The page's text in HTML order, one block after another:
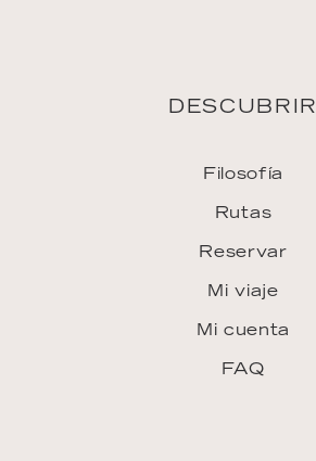
DESCUBRIR
Filosofía
Rutas
Reservar
Mi viaje
Mi cuenta
FAQ